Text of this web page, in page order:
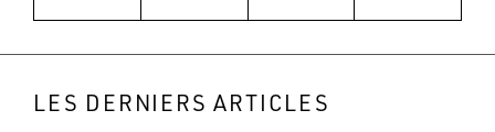
AIDE AU CHOIX
LES DERNIERS ARTICLES